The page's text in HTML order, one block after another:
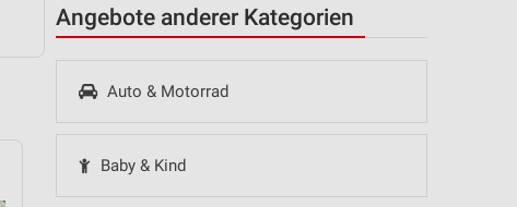
Angebote anderer Kategorien
Auto & Motorrad
Baby & Kind